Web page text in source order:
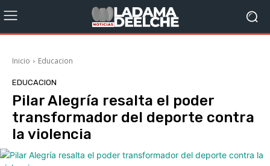
Inicio Educacion
EDUCACION
Pilar Alegría resalta el poder
transformador del deporte contra
la violencia